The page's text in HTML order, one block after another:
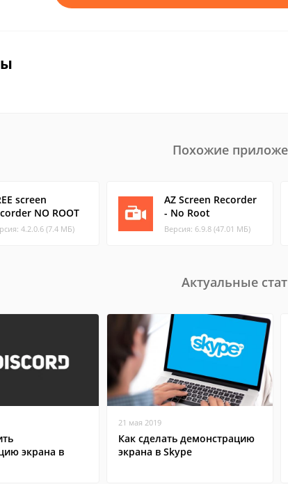
Похожие
screen
NO ROOT
4.2.0.6 (7.4 МБ)
AZ Screen Recorder
- No Root
Версия: 6.9.8 (47.01 МБ)
Актуальные
экрана в
21 мая 2019
Как сделать демонстрацию
экрана в Skype